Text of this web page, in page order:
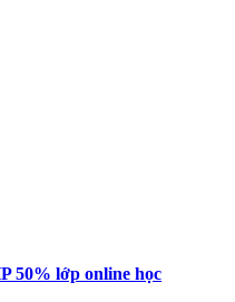
50% lớp online học